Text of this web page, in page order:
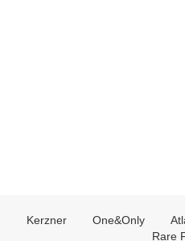
Kerzner One&Only
Rare